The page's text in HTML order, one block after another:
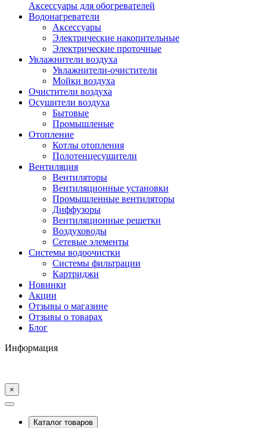
Аксессуары для обогревателей
Водонагреватели
Аксессуары
Электрические накопительные
Электрические проточные
Увлажнители воздуха
Увлажнители-очистители
Мойки воздуха
Очистители воздуха
Осушители воздуха
Бытовые
Промышленые
Отопление
Котлы отопления
Полотенцесушители
Вентиляция
Вентиляторы
Вентиляционные установки
Промышленные вентиляторы
Диффузоры
Вентиляционные решетки
Воздуховоды
Сетевые элементы
Системы водоочистки
Системы фильтрации
Картриджи
Новинки
Акции
Отзывы о магазине
Отзывы о товарах
Блог
Информация
×
Каталог товаров